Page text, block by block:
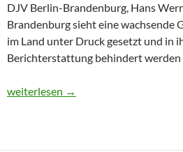
DJV Berlin-Brandenburg, Hans
Brandenburg sieht eine wachsende
im Land unter Druck gesetzt und in
Berichterstattung behindert werden
DJV Berlin-Brandenburg verurteilt
weiterlesen →